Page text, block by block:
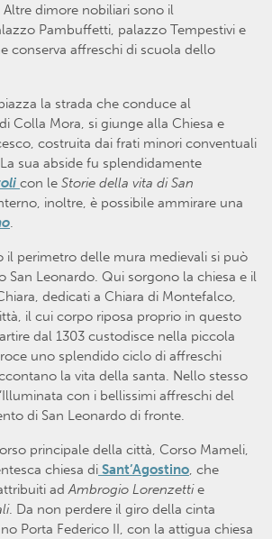
dimore nobiliari sono il
Pambuffetti, palazzo Tempestivi e
conserva affreschi di scuola dello
la strada che conduce al
Colla Mora, si giunge alla Chiesa e
costruita dai frati minori conventuali
sua abside fu splendidamente
con le Storie della vita di San
inoltre, è possibile ammirare una
.
il perimetro delle mura medievali si può
San Leonardo. Qui sorgono la chiesa e il
dedicati a Chiara di Montefalco,
il cui corpo riposa proprio in questo
dal 1303 custodisce nella piccola
uno splendido ciclo di affreschi
la vita della santa. Nello stesso
con i bellissimi affreschi del
di San Leonardo di fronte.
principale della città, Corso Mameli,
chiesa di Sant’Agostino, che
adAmbrogio Lorenzettie
. Da non perdere il giro della cinta
Porta Federico II, con la attigua chiesa